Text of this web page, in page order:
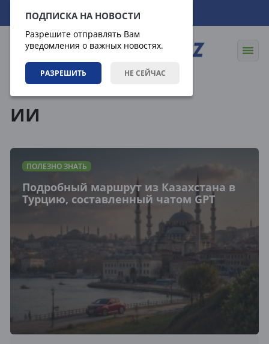
ПОДПИСКА НА НОВОСТИ
Разрешите отправлять Вам
уведомления о важных новостях.
РАЗРЕШИТЬ НЕ СЕЙЧАС
06.08.2026 07:14:58
ИИ
ПОЛЕЗНО ЗНАТЬ
Подробный маршрут из Казахстана в
Турцию, составленный чатом GPT